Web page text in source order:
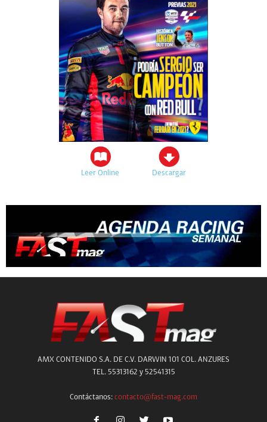
Leer Online Descargar
AMX CONTENIDO S.A. DE C.V. DARWIN 101 COL. ANZURES
TEL. 55313162 y 52541315
Contáctanos: contacto@fast-mag.com